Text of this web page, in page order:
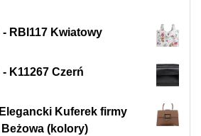
RBI117 Kwiatowy
K11267 Czerń
Kuferek firmy
(kolory)